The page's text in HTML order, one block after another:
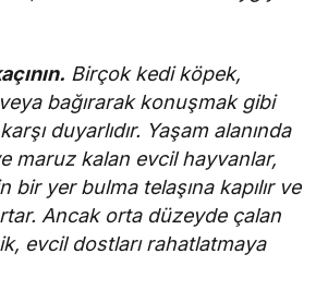
Birçok kedi köpek,
bağırarak konuşmak gibi
duyarlıdır. Yaşam alanında
maruz kalan evcil hayvanlar,
bir yer bulma telaşına kapılır ve
Ancak orta düzeyde çalan
evcil dostları rahatlatmaya